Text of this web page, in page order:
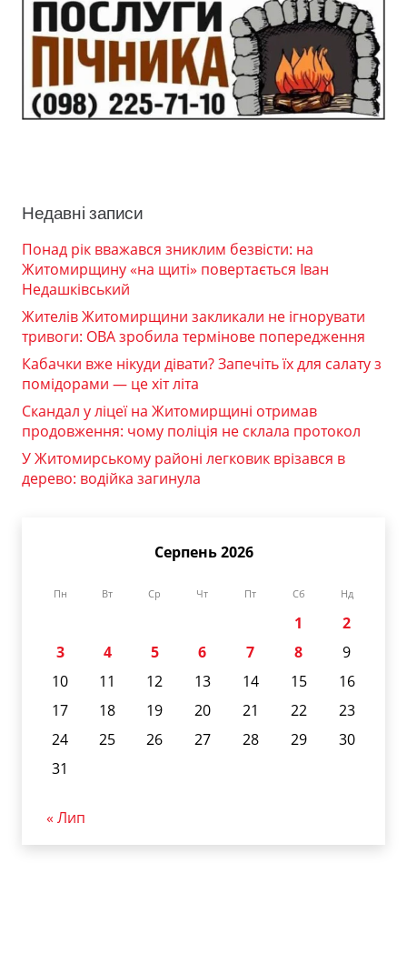
Недавні записи
Понад рік вважався зниклим безвісти: на
Житомирщину «на щиті» повертається Іван
Недашківський
Жителів Житомирщини закликали не ігнорувати
тривоги: ОВА зробила термінове попередження
Кабачки вже нікуди дівати? Запечіть їх для салату з
помідорами — це хіт літа
Скандал у ліцеї на Житомирщині отримав
продовження: чому поліція не склала протокол
У Житомирському районі легковик врізався в
дерево: водійка загинула
Серпень 2026
Пн Вт Ср Чт Пт Сб Нд
1
2
3
4 5 6 7 8
9
10
11 12 13 14 15
16
17
18 19 20 21 22
23
24
25 26 27 28 29
30
31
« Лип